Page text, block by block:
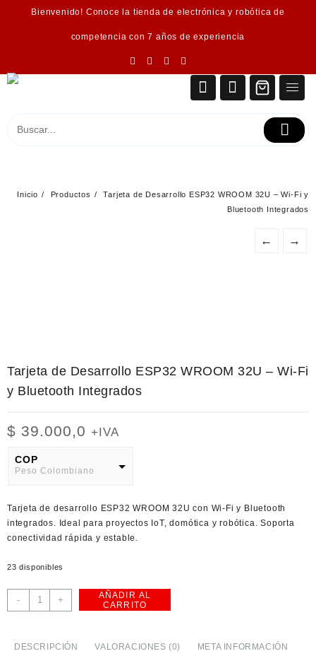
Bienvenido! Conoce la tienda de electrónica y robótica de
competencia con 7 años de experiencia
Inicio Productos
Tarjeta de Desarrollo ESP32 WROOM 32U – Wi‑Fi y
Bluetooth Integrados
← →
Tarjeta de Desarrollo ESP32 WROOM 32U – Wi‑Fi
y Bluetooth Integrados
$ 39.000,0 +IVA
COP
Peso Colombiano
American Dollar
Tarjeta de desarrollo ESP32 WROOM 32U con Wi‑Fi y Bluetooth
integrados. Ideal para proyectos IoT, domótica y robótica. Soporta
conectividad rápida y estable.
23 disponibles
-
Tarjeta
de
+
AÑADIR AL
CARRITO
DESCRIPCIÓN VALORACIONES (0) META INFORMACIÓN